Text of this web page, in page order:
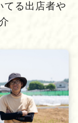
てる出店者や